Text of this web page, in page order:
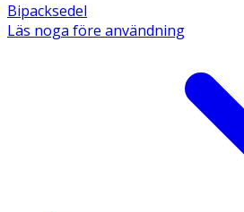
Bipacksedel
Läs noga före användning